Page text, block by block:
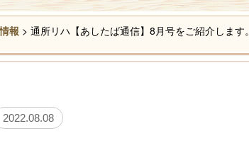
報 > 通所リハ【あしたば通信】8月号をご紹介します。
2022.08.08